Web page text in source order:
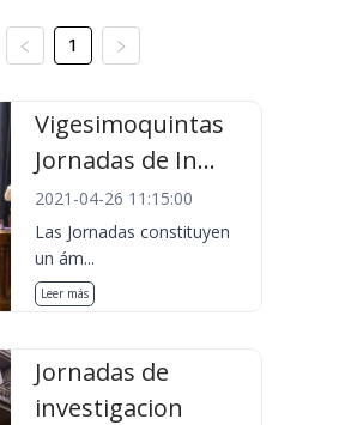
1
Vigesimoquintas
Jornadas de In...
2021-04-26 11:15:00
Las Jornadas constituyen
un ám...
Leer más
Jornadas de
investigacion